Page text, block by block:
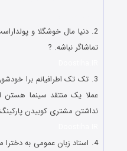
2. دنیا مال خوشگلا و
تماشاگر نباشه. ?
3. ‏تک تک اطرافیانم برا
عملا یک منتقد سینما هستن
نداشتن مشتری کوبیدن